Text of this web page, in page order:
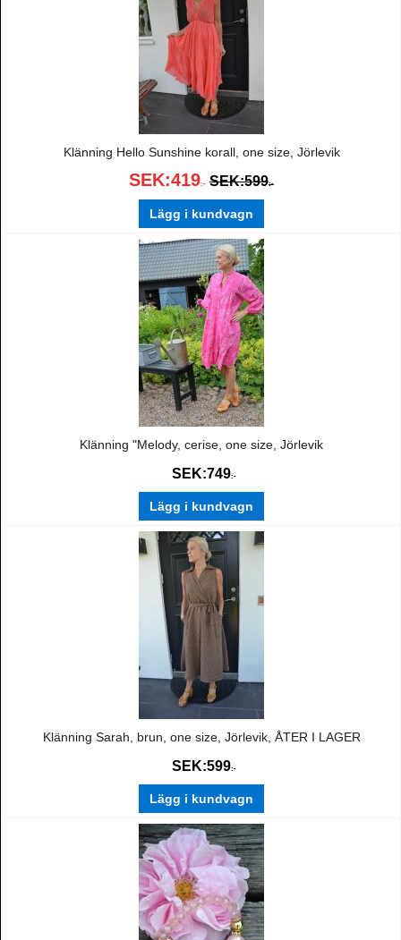
Klänning Hello Sunshine korall, one size, Jörlevik
SEK:419:- SEK:599:-
Lägg i kundvagn
Klänning "Melody, cerise, one size, Jörlevik
SEK:749:-
Lägg i kundvagn
Klänning Sarah, brun, one size, Jörlevik, ÅTER I LAGER
SEK:599:-
Lägg i kundvagn